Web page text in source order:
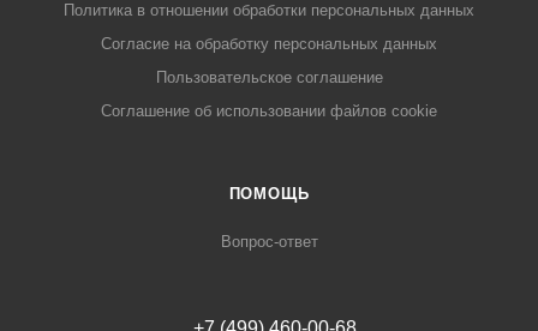
Политика в отношении обработки персональных данных
Cогласие на обработку персональных данных
Пользовательское соглашение
Cоглашение об использовании файлов cookie
ПОМОЩЬ
Вопрос-ответ